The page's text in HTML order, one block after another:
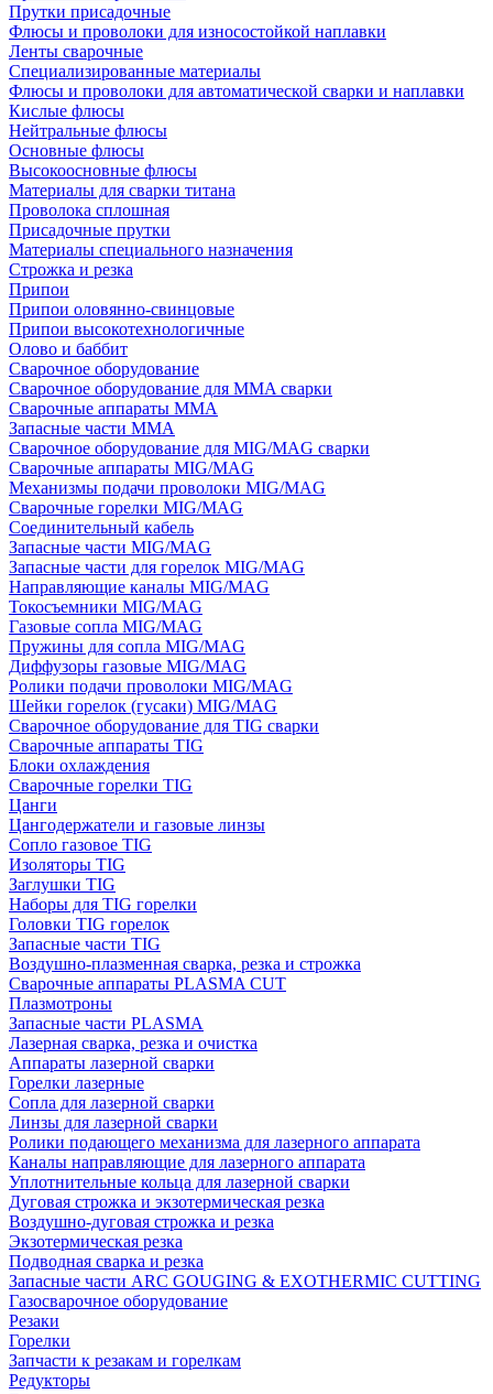
Прутки присадочные
Флюсы и проволоки для износостойкой наплавки
Ленты сварочные
Специализированные материалы
Флюсы и проволоки для автоматической сварки и наплавки
Кислые флюсы
Нейтральные флюсы
Основные флюсы
Высокоосновные флюсы
Материалы для сварки титана
Проволока сплошная
Присадочные прутки
Материалы специального назначения
Строжка и резка
Припои
Припои оловянно-свинцовые
Припои высокотехнологичные
Олово и баббит
Сварочное оборудование
Сварочное оборудование для MMA сварки
Сварочные аппараты MMA
Запасные части MMA
Сварочное оборудование для MIG/MAG сварки
Сварочные аппараты MIG/MAG
Механизмы подачи проволоки MIG/MAG
Сварочные горелки MIG/MAG
Соединительный кабель
Запасные части MIG/MAG
Запасные части для горелок MIG/MAG
Направляющие каналы MIG/MAG
Токосъемники MIG/MAG
Газовые сопла MIG/MAG
Пружины для сопла MIG/MAG
Диффузоры газовые MIG/MAG
Ролики подачи проволоки MIG/MAG
Шейки горелок (гусаки) MIG/MAG
Сварочное оборудование для TIG сварки
Сварочные аппараты TIG
Блоки охлаждения
Сварочные горелки TIG
Цанги
Цангодержатели и газовые линзы
Сопло газовое TIG
Изоляторы TIG
Заглушки TIG
Наборы для TIG горелки
Головки TIG горелок
Запасные части TIG
Воздушно-плазменная сварка, резка и строжка
Сварочные аппараты PLASMA CUT
Плазмотроны
Запасные части PLASMA
Лазерная сварка, резка и очистка
Аппараты лазерной сварки
Горелки лазерные
Сопла для лазерной сварки
Линзы для лазерной сварки
Ролики подающего механизма для лазерного аппарата
Каналы направляющие для лазерного аппарата
Уплотнительные кольца для лазерной сварки
Дуговая строжка и экзотермическая резка
Воздушно-дуговая строжка и резка
Экзотермическая резка
Подводная сварка и резка
Запасные части ARC GOUGING & EXOTHERMIC CUTTING
Газосварочное оборудование
Резаки
Горелки
Запчасти к резакам и горелкам
Редукторы